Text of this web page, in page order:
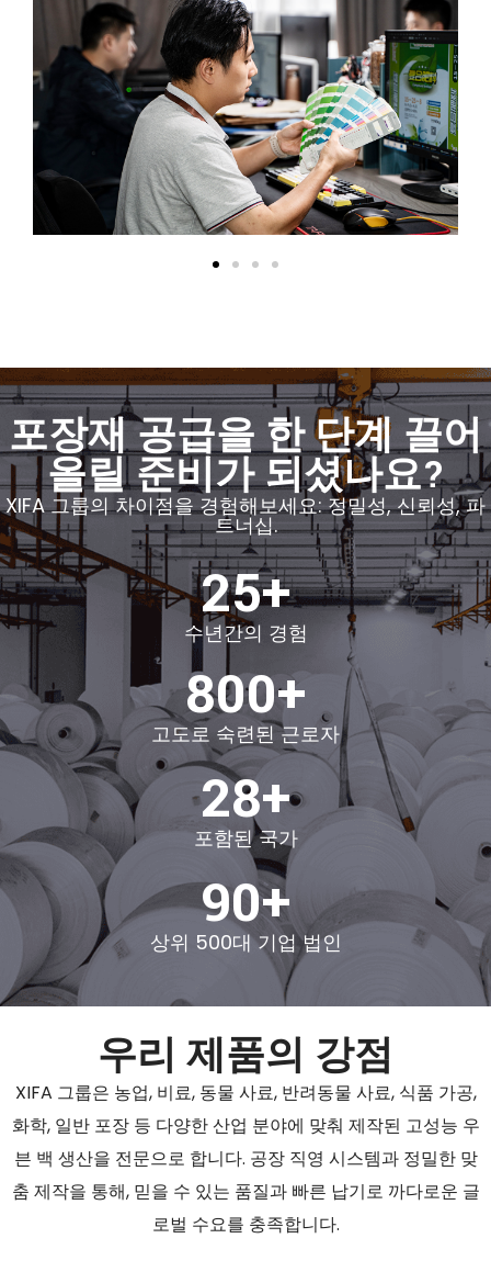
포장재 공급을 한 단계 끌어
올릴 준비가 되셨나요?
XIFA 그룹의 차이점을 경험해보세요: 정밀성, 신뢰성, 파
트너십.
25+
수년간의 경험
800+
고도로 숙련된 근로자
28+
포함된 국가
90+
상위 500대 기업 법인
우리 제품의 강점
XIFA 그룹은 농업, 비료, 동물 사료, 반려동물 사료, 식품 가공,
화학, 일반 포장 등 다양한 산업 분야에 맞춰 제작된 고성능 우
븐 백 생산을 전문으로 합니다. 공장 직영 시스템과 정밀한 맞
춤 제작을 통해, 믿을 수 있는 품질과 빠른 납기로 까다로운 글
로벌 수요를 충족합니다.